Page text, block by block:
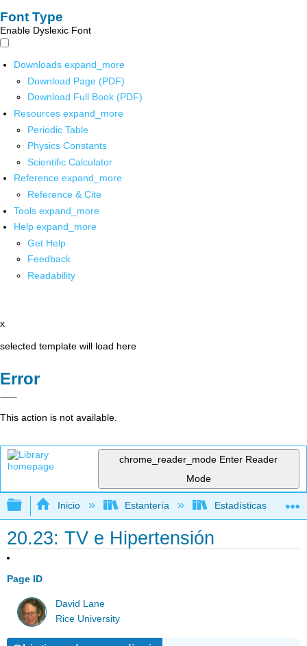
Font Type
Enable Dyslexic Font
Downloads expand_more
Download Page (PDF)
Download Full Book (PDF)
Resources expand_more
Periodic Table
Physics Constants
Scientific Calculator
Reference expand_more
Reference & Cite
Tools expand_more
Help expand_more
Get Help
Feedback
Readability
x
selected template will load here
Error
This action is not available.
chrome_reader_mode Enter Reader
Mode
Expandir/contraer jerarquía global
Inicio Estantería Estadísticas
20.23: TV e Hipertensión
Page ID
David Lane
Rice University